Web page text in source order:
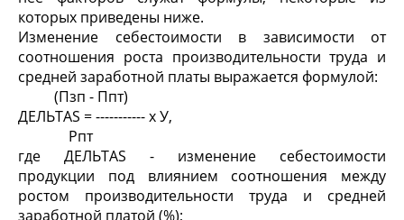
которых приведены ниже.
Изменение себестоимости в зависимости от
соотношения роста производительности труда и
средней заработной платы выражается формулой:
(Пзп - Ппт)
ДЕЛЬТАS = ----------- x У,
Рпт
где ДЕЛЬТАS - изменение себестоимости
продукции под влиянием соотношения между
ростом производительности труда и средней
заработной платой (%);